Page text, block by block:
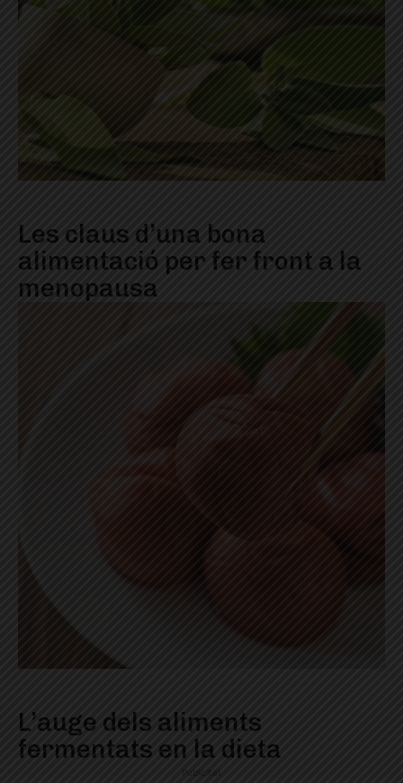
Les claus d’una bona
alimentació per fer front a la
menopausa
L’auge dels aliments
fermentats en la dieta
Publicitat